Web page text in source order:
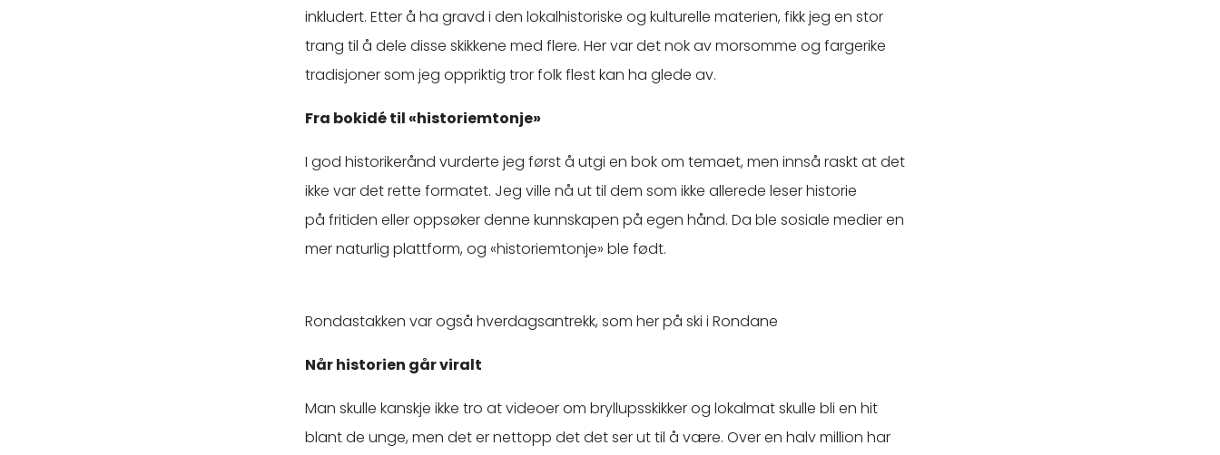
inkludert. Etter å ha gravd i den lokalhistoriske og kulturelle materien, fikk jeg en stor
trang til å dele disse skikkene med flere. Her var det nok av morsomme og fargerike
tradisjoner som jeg oppriktig tror folk flest kan ha glede av.
Fra bokidé til «historiemtonje»
I god historikerånd vurderte jeg først å utgi en bok om temaet, men innså raskt at det
ikke var det rette formatet. Jeg ville nå ut til dem som ikke allerede leser historie
på fritiden eller oppsøker denne kunnskapen på egen hånd. Da ble sosiale medier en
mer naturlig plattform, og «historiemtonje» ble født.
Rondastakken var også hverdagsantrekk, som her på ski i Rondane
Når historien går viralt
Man skulle kanskje ikke tro at videoer om bryllupsskikker og lokalmat skulle bli en hit
blant de unge, men det er nettopp det det ser ut til å være. Over en halv million har